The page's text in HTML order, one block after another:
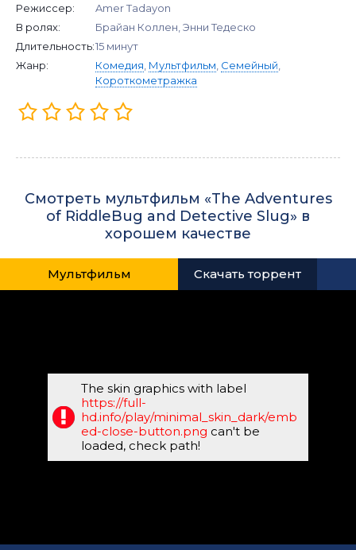
Режиссер:
Amer Tadayon
В ролях:
Брайан Коллен, Энни Тедеско
Длительность:15 минут
Жанр:
Комедия Мультфильм Семейный
Короткометражка
Смотреть мультфильм «The Adventures
of RiddleBug and Detective Slug» в
хорошем качестве
Мультфильм Скачать торрент
The skin graphics with label
https://full-
hd.info/play/minimal_skin_dark/emb
ed-close-button.png can't be
loaded, check path!